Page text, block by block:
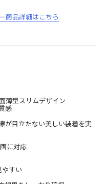
商品詳細はこちら
薄型スリムデザイン
感
が目立たない美しい装着を実
に対応
すい